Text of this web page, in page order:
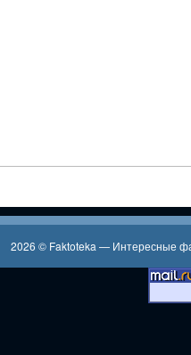
2026 © Faktoteka — Интересные